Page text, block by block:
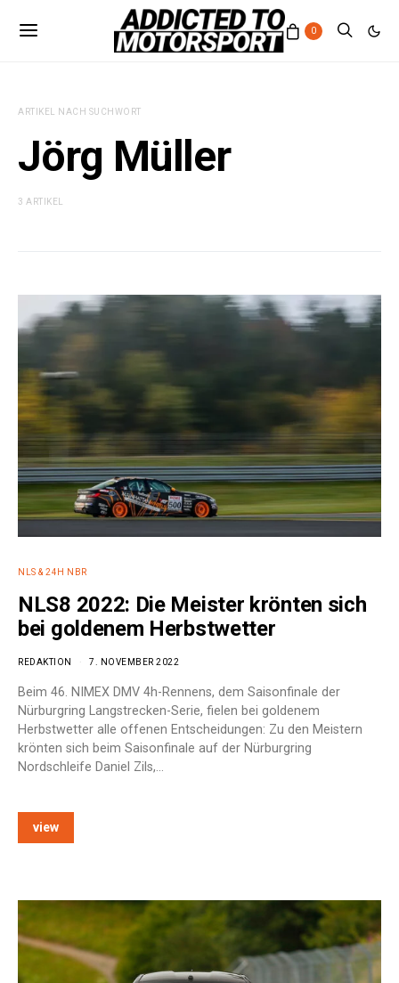
0
ARTIKEL NACH SUCHWORT
Jörg Müller
3 ARTIKEL
NLS & 24H NBR
NLS8 2022: Die Meister krönten sich
bei goldenem Herbstwetter
REDAKTION 7. NOVEMBER 2022
Beim 46. NIMEX DMV 4h-Rennens, dem Saisonfinale der
Nürburgring Langstrecken-Serie, fielen bei goldenem
Herbstwetter alle offenen Entscheidungen: Zu den Meistern
krönten sich beim Saisonfinale auf der Nürburgring
Nordschleife Daniel Zils,…
view